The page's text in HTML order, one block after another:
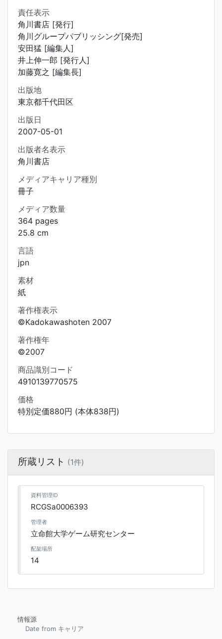
責任表示
角川書店 [発行]
角川グループパブリッシング[発売]
安田猛 [編集人]
井上伸一郎 [発行人]
加藤寛之 [編集長]
出版地
東京都千代田区
出版日
2007-05-01
出版者名表示
角川書店
メディアキャリア種別
冊子
メディア数量
364 pages
25.8 cm
言語
jpn
素材
紙
著作権表示
©Kadokawashoten 2007
著作権年
©2007
商品識別コード
4910139770575
価格
特別定価880円 (本体838円)
所蔵リスト (1件)
資料管理ID
RCGSa0006393
管理者
立命館大学ゲーム研究センター
配架場所
14
情報源
Date from キャリア